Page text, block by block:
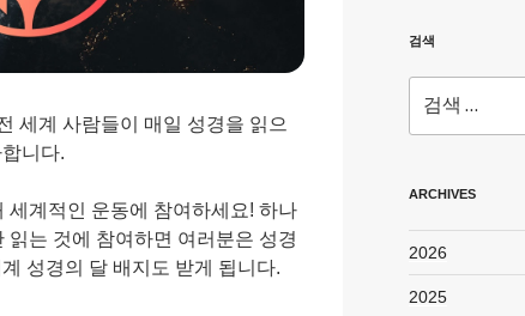
세계 사람들이 매일 성경을 읽으
니다.
세계적인 운동에 참여하세요! 하나
읽는 것에 참여하면 여러분은 성경
성경의 달 배지도 받게 됩니다.
검색
색:
ARCHIVES
2026
2025